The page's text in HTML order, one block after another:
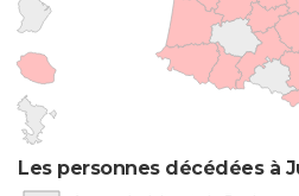
Les personnes décédées à